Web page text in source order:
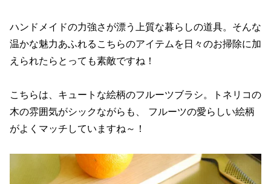
ハンドメイドの力強さが漂う上質な暮らしの道具。そんな
温かな魅力あふれるこちらのアイテムを日々のお掃除に加
えられたらとっても素敵ですね！
こちらは、キュートな絵柄のフルーツブラシ。トネリコの
木の雰囲気がシックながらも、 フルーツの愛らしい絵柄
がよくマッチしていますね～！